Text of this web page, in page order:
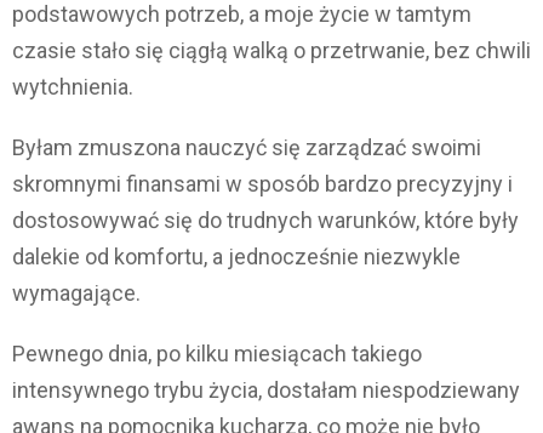
podstawowych potrzeb, a moje życie w tamtym
czasie stało się ciągłą walką o przetrwanie, bez chwili
wytchnienia.
Byłam zmuszona nauczyć się zarządzać swoimi
skromnymi finansami w sposób bardzo precyzyjny i
dostosowywać się do trudnych warunków, które były
dalekie od komfortu, a jednocześnie niezwykle
wymagające.
Pewnego dnia, po kilku miesiącach takiego
intensywnego trybu życia, dostałam niespodziewany
awans na pomocnika kucharza, co może nie było